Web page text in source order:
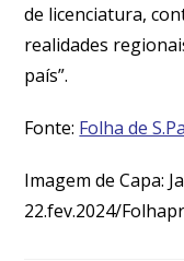
de licenciatura,
realidades
país”.
Fonte: Folha de
Imagem de Capa:
22.fev.2024/